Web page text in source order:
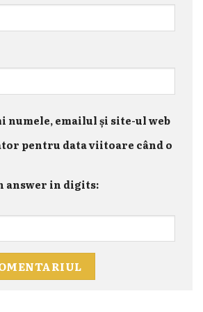
numele, emailul și site-ul web
pentru data viitoare când o
answer in digits: